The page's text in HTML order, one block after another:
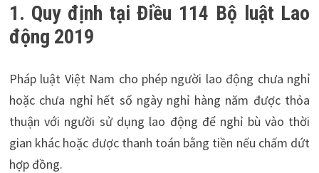
1. Quy định tại Điều 114 Bộ luật Lao
động 2019
Pháp luật Việt Nam cho phép người lao động chưa nghỉ
hoặc chưa nghỉ hết số ngày nghỉ hàng năm được thỏa
thuận với người sử dụng lao động để nghỉ bù vào thời
gian khác hoặc được thanh toán bằng tiền nếu chấm dứt
hợp đồng.